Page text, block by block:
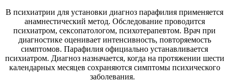
В психиатрии для установки диагноз парафилия применяется
анамнестический метод. Обследование проводится
психиатром, сексопатологом, психотерапевтом. Врач при
диагностике оценивает интенсивность, повторяемость
симптомов. Парафилия официально устанавливается
психиатром. Диагноз назначается, когда на протяжении шести
календарных месяцев сохраняются симптомы психического
заболевания.